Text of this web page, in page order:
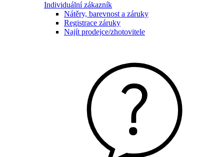
Individuální zákazník
Nátěry, barevnost a záruky
Registrace záruky
Najít prodejce/zhotovitele